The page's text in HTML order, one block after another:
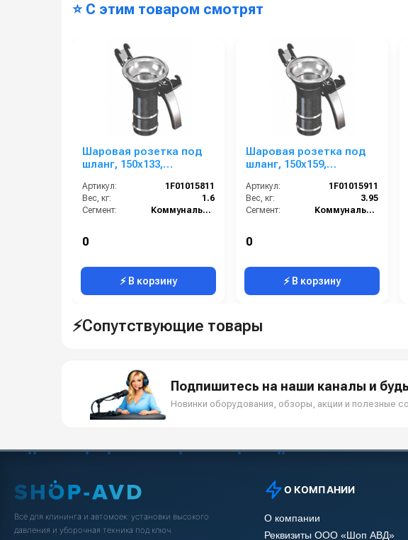
⭐ С этим товаром смотрят
Шаровая розетка под
шланг, 150х133,
Артикул:
1F01015811
Вес, кг:
1.6
Сегмент:
Коммунальный сегмент
0
⚡ В корзину
Шаровая розетка под
шланг, 150х159,
Артикул:
1F01015911
Вес, кг:
3.95
Сегмент:
Коммунальный сегмент
0
⚡ В корзину
⚡Сопутствующие товары
Подпишитесь на наши каналы и
Новинки оборудования, обзоры, акции и полезные
Всё для клининга и автомоек: установки высокого
давления и уборочная техника под ключ.
О КОМПАНИИ
О компании
Реквизиты ООО «Шоп АВД»